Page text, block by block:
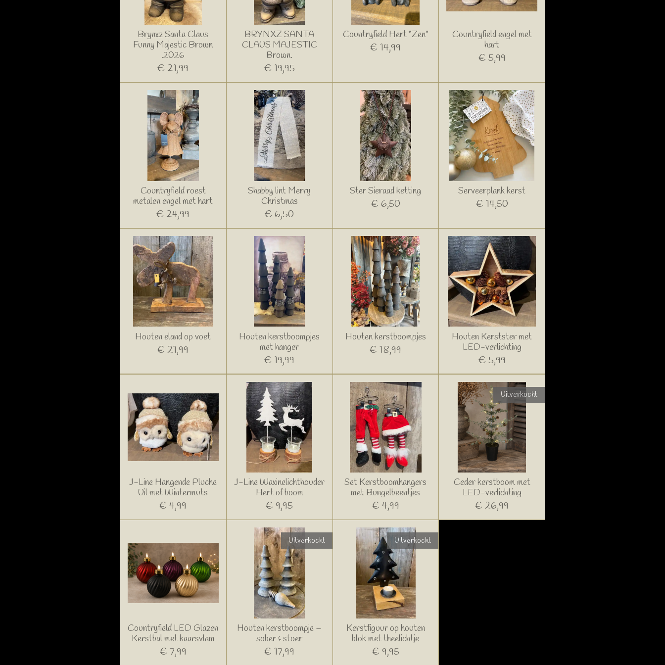
Brynxz Santa Claus
Funny Majestic Brown
.2026
€ 21,99
BRYNXZ SANTA
CLAUS MAJESTIC
Brown.
€ 19,95
Countryfield Hert “Zen”
€ 14,99
Countryfield engel met
hart
€ 5,99
Countryfield roest
metalen engel met hart
€ 24,99
Shabby lint Merry
Christmas
€ 6,50
Ster Sieraad ketting
€ 6,50
Serveerplank kerst
€ 14,50
Houten eland op voet
€ 21,99
Houten kerstboompjes
met hanger
€ 19,99
Houten kerstboompjes
€ 18,99
Houten Kerstster met
LED-verlichting
€ 5,99
J-Line Hangende Pluche
Uil met Wintermuts
€ 4,99
J-Line Waxinelichthouder
Hert of boom
€ 9,95
Set Kerstboomhangers
met Bungelbeentjes
€ 4,99
Uitverkocht
Ceder kerstboom met
LED-verlichting
€ 26,99
Countryfield LED Glazen
Kerstbal met kaarsvlam
€ 7,99
Uitverkocht
Houten kerstboompje –
sober & stoer
€ 17,99
Uitverkocht
Kerstfiguur op houten
blok met theelichtje
€ 9,95